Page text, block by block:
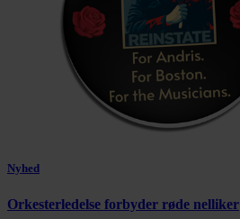
Nyhed
Orkesterledelse forbyder røde nelliker